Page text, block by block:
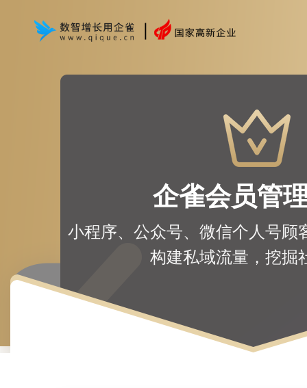
企雀会员管
小程序、公众号、微信个人号顾
构建私域流量，挖掘